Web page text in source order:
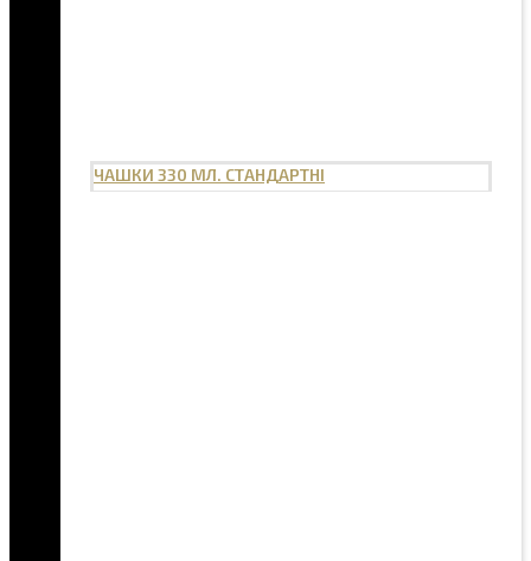
ЧАШКИ 330 МЛ. СТАНДАРТНІ